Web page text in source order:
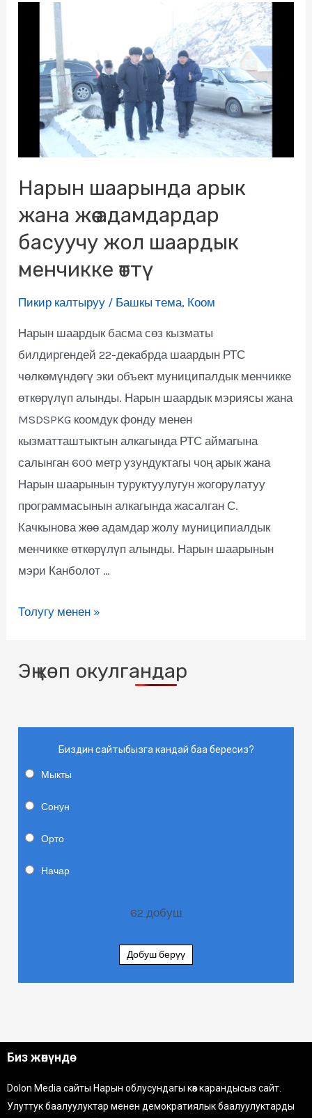
Нарын шаарында арык
жана жөө адамдардар
басуучу жол шаардык
менчикке өттү
Пикир калтыруу / Башкы тема, Коом
Нарын шаардык басма сөз кызматы
билдиргендей 22-декабрда шаардын РТС
чөлкөмүндөгү эки объект муниципалдык менчикке
өткөрүлүп алынды. Нарын шаардык мэриясы жана
MSDSPKG коомдук фонду менен
кызматташтыктын алкагында РТС аймагына
салынган 600 метр узундуктагы чоң арык жана
Нарын шаарынын туруктуулугун жогорулатуу
программасынын алкагында жасалган С.
Качкынова жөө адамдар жолу муниципиалдык
менчикке өткөрүлүп алынды. Нарын шаарынын
мэри Канболот …
Толугу менен »
Эң көп окулгандар
Биздин сайтыбызга кандай баа бересиз?
Мыкты
Сонун
Орто
Начар
62 добуш
Добуш берүү
Биз жөнүндө
Dolon Media сайты Нарын облусундагы көз карандысыз сайт.
Улуттук баалуулуктар менен демократиялык баалуулуктарды